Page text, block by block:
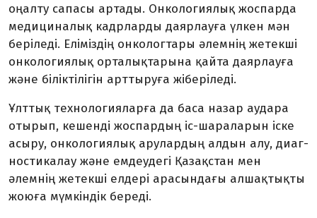
оңалту сапасы артады. Онкологиялық жоспарда
медициналық кадрларды даярлауға үлкен мән
беріледі. Еліміздің онко­логтары әлемнің жетекші
онколо­гиялық орталықтарына қайта даярлауға
және біліктілігін арттыруға жіберіледі.
Ұлттық технологияларға да баса назар аудара
отырып, кешенді жос­пардың іс-шараларын іске
асыру, он­кологиялық арулардың алдын алу, диаг­
ностикалау және емдеудегі Қазақстан мен
әлемнің жетекші елдері арасындағы алшақтықты
жоюға мүмкіндік береді.